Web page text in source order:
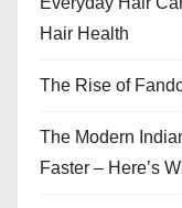
Hair Health
The Rise of
The Modern
Faster – Here’s